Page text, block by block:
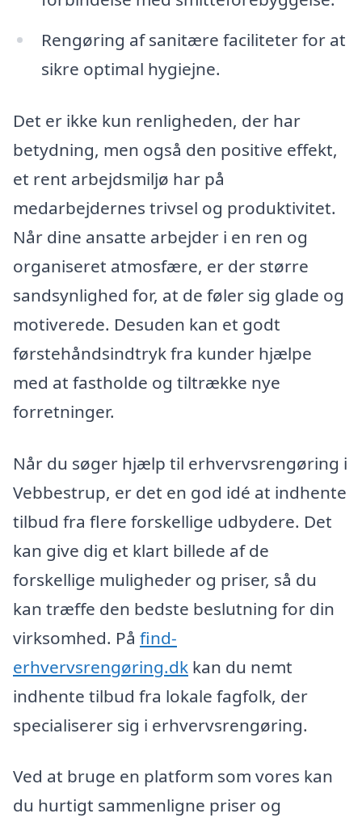
Rengøring af sanitære faciliteter for at
sikre optimal hygiejne.
Det er ikke kun renligheden, der har
betydning, men også den positive effekt,
et rent arbejdsmiljø har på
medarbejdernes trivsel og produktivitet.
Når dine ansatte arbejder i en ren og
organiseret atmosfære, er der større
sandsynlighed for, at de føler sig glade og
motiverede. Desuden kan et godt
førstehåndsindtryk fra kunder hjælpe
med at fastholde og tiltrække nye
forretninger.
Når du søger hjælp til erhvervsrengøring i
Vebbestrup, er det en god idé at indhente
tilbud fra flere forskellige udbydere. Det
kan give dig et klart billede af de
forskellige muligheder og priser, så du
kan træffe den bedste beslutning for din
virksomhed. På find-
erhvervsrengøring.dk kan du nemt
indhente tilbud fra lokale fagfolk, der
specialiserer sig i erhvervsrengøring.
Ved at bruge en platform som vores kan
du hurtigt sammenligne priser og